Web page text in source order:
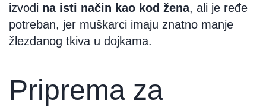
izvodi na isti način kao kod žena, ali je ređe
potreban, jer muškarci imaju znatno manje
žlezdanog tkiva u dojkama.
Priprema za